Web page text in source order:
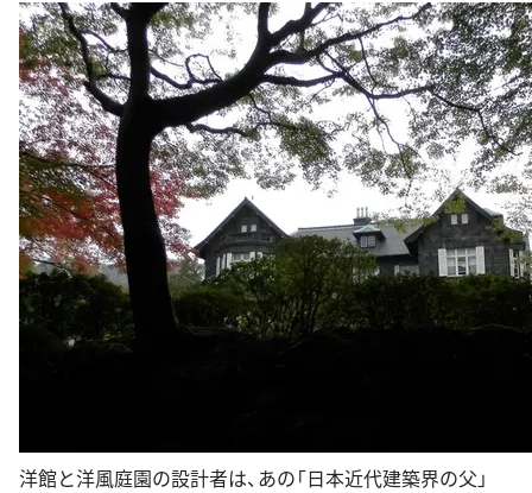
洋館と洋風庭園の設計者は、あの「日本近代建築界の父」